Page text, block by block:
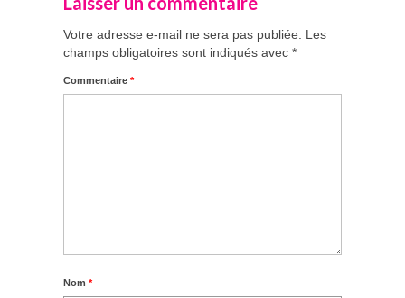
Votre adresse e-mail ne sera pas publiée.
Les
champs obligatoires sont indiqués avec *
Commentaire *
Nom *